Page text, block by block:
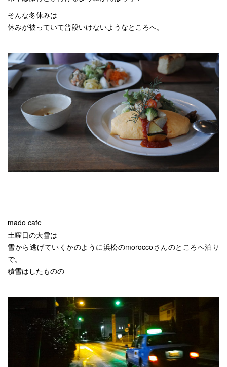
そんな冬休みは
休みが被っていて普段いけないようなところへ。
mado cafe
土曜日の大雪は
雪から逃げていくかのように浜松のmoroccoさんのところへ泊り
で。
積雪はしたものの